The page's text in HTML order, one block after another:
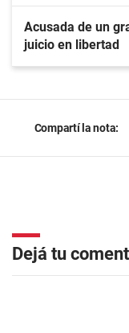
Acusada de un
juicio en libertad
Compartí la nota:
Dejá tu